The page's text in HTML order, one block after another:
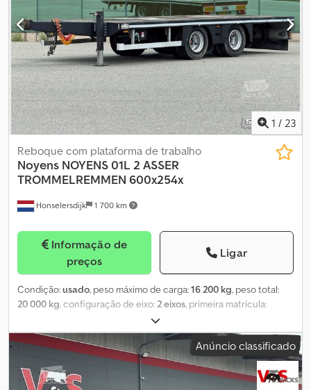
acesso em aço, dobráveis e deslizantes, roda de apoio...
Dcedpfxozm Rigs Ah Hok Agende agora uma data para
levantamento por telefone: 02182 699 0 690, de segunda a sexta-
feira. 07.26 \ 543-0110VERSION29002
1 / 23
Honselersdijk 1 700 km
Reboque com plataforma de trabalho
Noyens NOYENS 01L 2 ASSER
TROMMELREMMEN 600x254x
Informação de
preços
Ligar
Condição:usado, peso máximo de carga:16 200 kg, peso total:
20 000 kg , configuração de eixo: 2 eixos , primeira matrícula:
, próxima inspeção (TÜV):03/2027
altura total:900 mm, Ano de fabrico:2017, Informações em
português: Informações adicionais: * Comprimento: 7630 mm *
Tipo | Primeiro eixo: Continental R * Dimensão do pneu | Primeiro
eixo: 245/70 R17.5 * Profundidade do piso do pneu, lado externo
Anúncio classificado